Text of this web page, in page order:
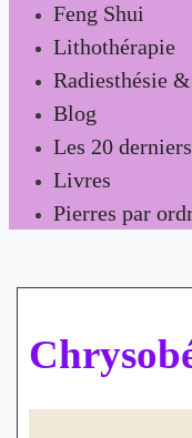
Feng Shui
Lithothérapie
Radiesthésie
Blog
Les 20
Livres
Pierres par